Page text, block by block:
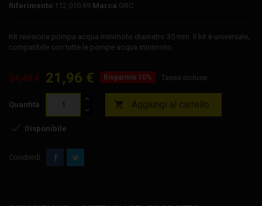
Riferimento 112.010.69 Marca GRC
Kit revisione pompa acqua minimoto diametro 35 mm. Il kit è universale,
compatibile con tutte le pompe acqua minimoto.
24,40 € 21,96 € Risparmia 10% Tasse incluse
Quantità  Aggiungi al carrello
 Disponibile
Condividi